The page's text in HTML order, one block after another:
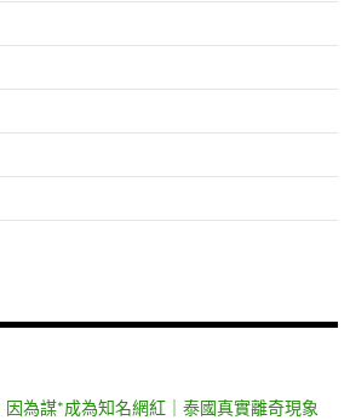
為謀*成為知名網紅｜泰國真實離奇現象